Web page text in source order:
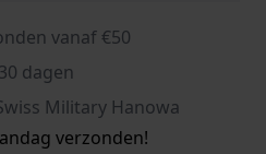
vanaf €50
dagen
Military Hanowa
verzonden!